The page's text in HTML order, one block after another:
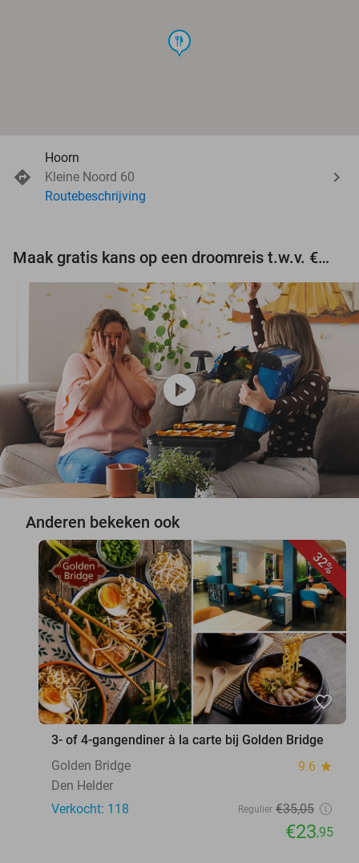
food
Hoorn
Kleine Noord 60
Routebeschrijving
Maak gratis kans op een droomreis t.w.v. €3.000!
play_circle
Anderen bekeken ook
32%
favorite_border
3- of 4-gangendiner à la carte bij Golden Bridge
Golden Bridge
9.6 star
Den Helder
Verkocht: 118
Regulier €35,05
€23,95